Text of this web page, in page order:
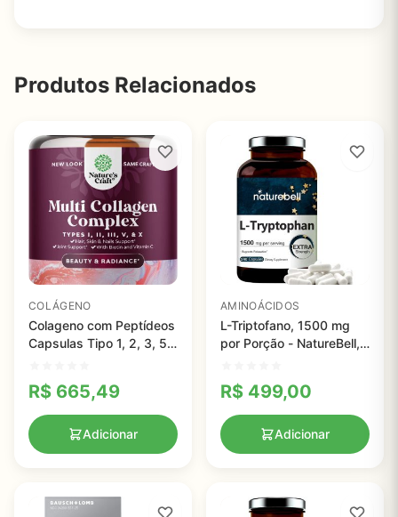
Produtos Relacionados
COLÁGENO
Colageno com Peptídeos
Capsulas Tipo 1, 2, 3, 5
R$ 665,49
Adicionar
AMINOÁCIDOS
L-Triptofano, 1500 mg
por Porção - NatureBell,
R$ 499,00
Adicionar